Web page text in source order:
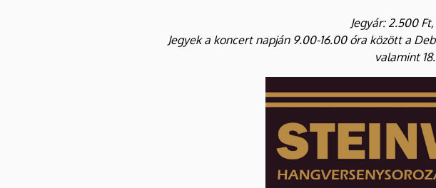
Jegyár: 2.500
Jegyek a koncert napján 9.00-16.00 óra között a
valamint